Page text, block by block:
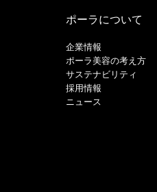
ポーラについて
企業情報
ポーラ美容の考え方
サステナビリティ
採用情報
ニュース